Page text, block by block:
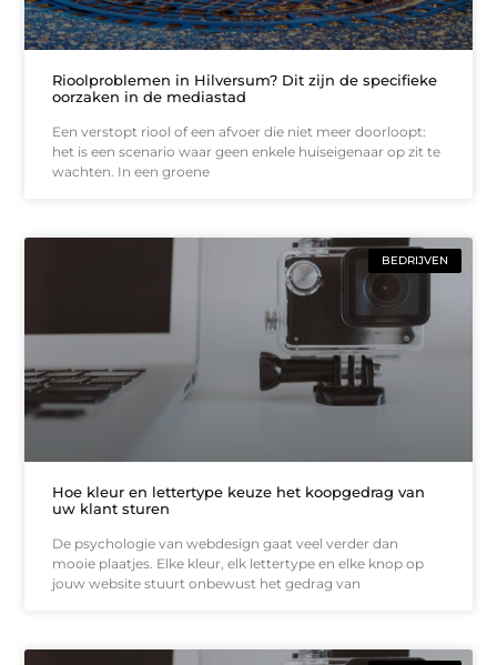
Rioolproblemen in Hilversum? Dit zijn de specifieke
oorzaken in de mediastad
Een verstopt riool of een afvoer die niet meer doorloopt:
het is een scenario waar geen enkele huiseigenaar op zit te
wachten. In een groene
BEDRIJVEN
Hoe kleur en lettertype keuze het koopgedrag van
uw klant sturen
De psychologie van webdesign gaat veel verder dan
mooie plaatjes. Elke kleur, elk lettertype en elke knop op
jouw website stuurt onbewust het gedrag van